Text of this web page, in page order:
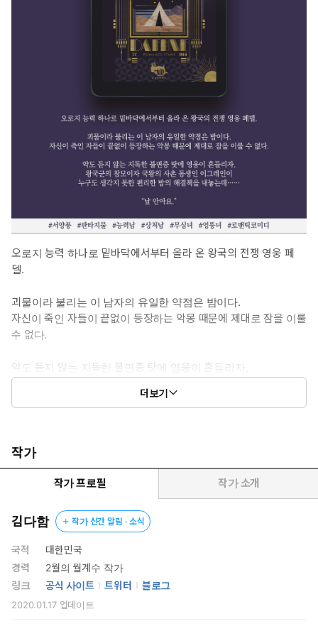
오로지 능력 하나로 밑바닥에서부터 올라 온 왕국의 전쟁 영웅 페
델.
괴물이라 불리는 이 남자의 유일한 약점은 밤이다.
자신이 죽인 자들이 끝없이 등장하는 악몽 때문에 제대로 잠을 이룰
수 없다.
약도 듣지 않는 지독한 불면증 탓에 영웅이 흔들리자,
왕국군의 참모이자 국왕의 사촌 동생인 이그레인이
누구도 생각하지 못한 편리한 밤의 해결책을 내놓는데...
더보기
작가
작가 프로필 작가 소개
김다함 작가 신간 알림 · 소식
국적
대한민국
경력
2월의 월계수 작가
링크
공식 사이트 트위터 블로그
2020.01.17업데이트